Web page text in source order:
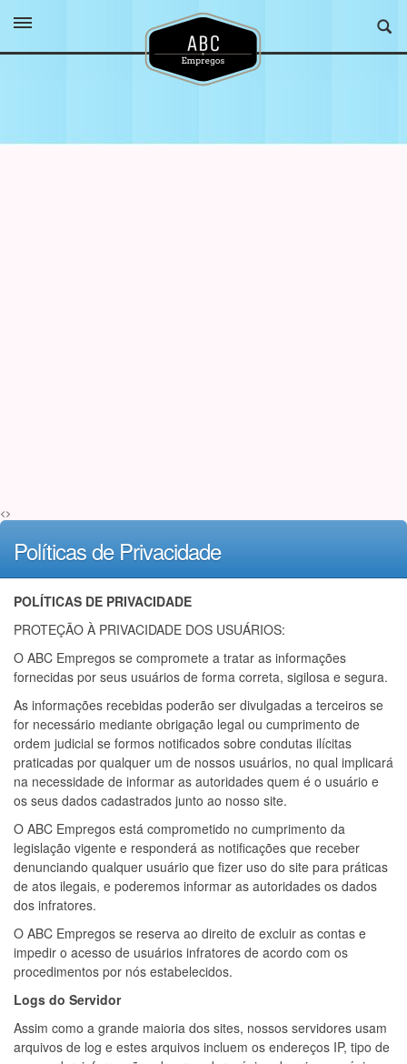
<>
Políticas de Privacidade
POLÍTICAS DE PRIVACIDADE
PROTEÇÃO À PRIVACIDADE DOS USUÁRIOS:
O ABC Empregos se compromete a tratar as informações
fornecidas por seus usuários de forma correta, sigilosa e segura.
As informações recebidas poderão ser divulgadas a terceiros se
for necessário mediante obrigação legal ou cumprimento de
ordem judicial se formos notificados sobre condutas ilícitas
praticadas por qualquer um de nossos usuários, no qual implicará
na necessidade de informar as autoridades quem é o usuário e
os seus dados cadastrados junto ao nosso site.
O ABC Empregos está comprometido no cumprimento da
legislação vigente e responderá as notificações que receber
denunciando qualquer usuário que fizer uso do site para práticas
de atos ilegais, e poderemos informar as autoridades os dados
dos infratores.
O ABC Empregos se reserva ao direito de excluir as contas e
impedir o acesso de usuários infratores de acordo com os
procedimentos por nós estabelecidos.
Logs do Servidor
Assim como a grande maioria dos sites, nossos servidores usam
arquivos de log e estes arquivos incluem os endereços IP, tipo de